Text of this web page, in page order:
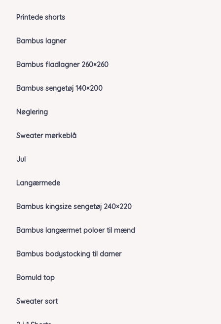
Printede shorts
Bambus lagner
Bambus fladlagner 260×260
Bambus sengetøj 140×200
Nøglering
Sweater mørkeblå
Jul
Langærmede
Bambus kingsize sengetøj 240×220
Bambus langærmet poloer til mænd
Bambus bodystocking til damer
Bomuld top
Sweater sort